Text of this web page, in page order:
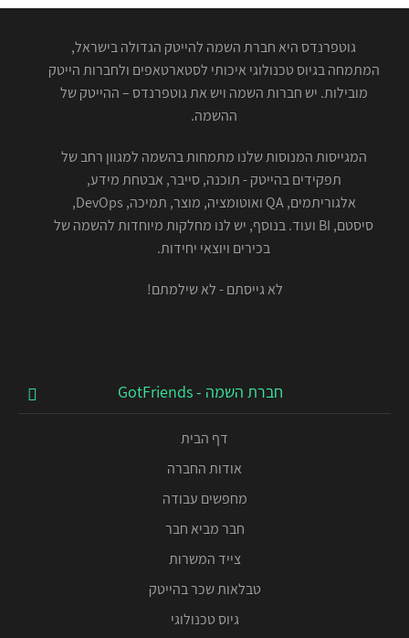
גוטפרנדס היא חברת השמה להייטק הגדולה בישראל,
המתמחה בגיוס טכנולוגי איכותי לסטארטאפים ולחברות הייטק
מובילות. יש חברות השמה ויש את גוטפרנדס – ההייטק של
ההשמה.
המגייסות המנוסות שלנו מתמחות בהשמה למגוון רחב של
תפקידים בהייטק - תוכנה, סייבר, אבטחת מידע,
אלגוריתמים, QA ואוטומציה, מוצר, תמיכה, DevOps,
סיסטם, BI ועוד. בנוסף, יש לנו מחלקות מיוחדות להשמה של
בכירים ויוצאי יחידות.
לא גייסתם - לא שילמתם!
חברת השמה - GotFriends
דף הבית
אודות החברה
מחפשים עבודה
חבר מביא חבר
צייד המשרות
טבלאות שכר בהייטק
גיוס טכנולוגי